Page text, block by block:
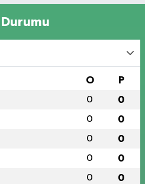
O P
0 0
0 0
0 0
0 0
0 0